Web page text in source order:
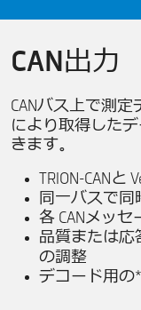
CAN出力
CANバス上で測
により取得した
きます。
TRION-CANと
同一バスで同
各 CANメッ
品質または応
の調整
デコード用の